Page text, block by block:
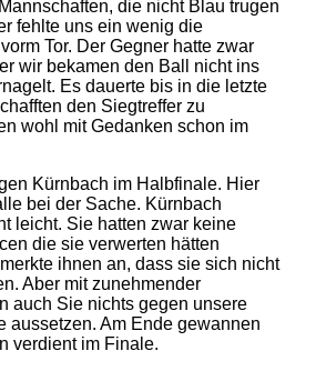
die nicht Blau trugen
fehlte uns ein wenig die
Tor. Der Gegner hatte zwar
wir bekamen den Ball nicht ins
Es dauerte bis in die letzte
den Siegtreffer zu
wohl mit Gedanken schon im
Kürnbach im Halbfinale. Hier
bei der Sache. Kürnbach
leicht. Sie hatten zwar keine
die sie verwerten hätten
ihnen an, dass sie sich nicht
Aber mit zunehmender
auch Sie nichts gegen unsere
aussetzen. Am Ende gewannen
verdient im Finale.